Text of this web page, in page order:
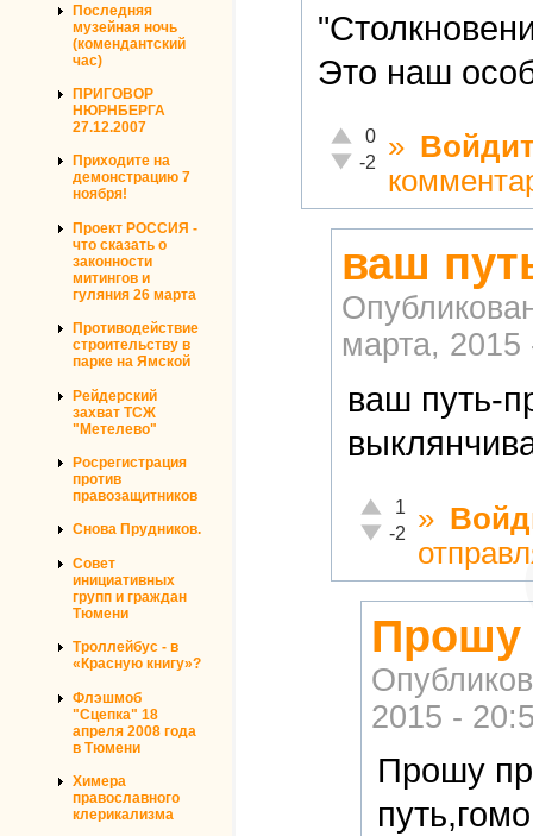
Последняя
музейная ночь
(комендантский
час)
ПРИГОВОР
НЮРНБЕРГА
27.12.2007
Приходите на
демонстрацию 7
ноября!
Проект РОССИЯ -
что сказать о
законности
митингов и
гуляния 26 марта
Противодействие
строительству в
парке на Ямской
Рейдерский
захват ТСЖ
"Метелево"
Росрегистрация
против
правозащитников
Снова Прудников.
Совет
инициативных
групп и граждан
Тюмени
Троллейбус - в
«Красную книгу»?
Флэшмоб
"Сцепка" 18
апреля 2008 года
в Тюмени
Химера
православного
клерикализма
Это наш
Отлично!
0
Неадекватно!
-2 »
ваш
марта, 2015
ваш путь-
Отлично!
1
Неадекватно!
-2 »
Прошу
2015 -
Прошу